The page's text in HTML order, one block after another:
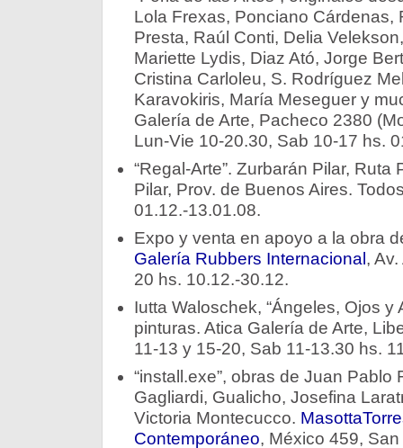
Lola Frexas, Ponciano Cárdenas,
Presta, Raúl Conti, Delia
Mariette Lydis, Diaz Ató, Jorge
Cristina Carloleu, S. Rodríguez
Karavokiris, María Meseguer y
Galería de Arte, Pacheco 2380
Lun-Vie 10-20.30, Sab 10-17 hs.
“Regal-Arte”. Zurbarán Pilar,
Pilar, Prov. de Buenos Aires.
01.12.-13.01.08.
Expo y venta en apoyo a la obra
Galería Rubbers Internacional ,
20 hs. 10.12.-30.12.
Iutta Waloschek, “Ángeles, Ojos y
pinturas. Atica Galería de Arte,
11-13 y 15-20, Sab 11-13.30 hs.
“install.exe”, obras de Juan Pablo
Gagliardi, Gualicho, Josefina
Victoria Montecucco.
Contemporáneo, México 459,